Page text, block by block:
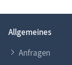
Allgemeines
Anfragen